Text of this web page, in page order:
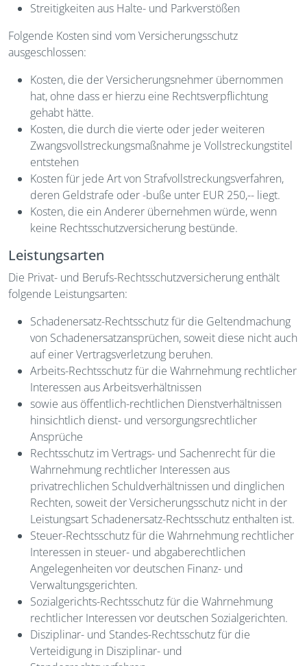
Streitigkeiten aus Halte- und Parkverstößen
Folgende Kosten sind vom Versicherungsschutz
ausgeschlossen:
Kosten, die der Versicherungsnehmer übernommen
hat, ohne dass er hierzu eine Rechtsverpflichtung
gehabt hätte.
Kosten, die durch die vierte oder jeder weiteren
Zwangsvollstreckungsmaßnahme je Vollstreckungstitel
entstehen
Kosten für jede Art von Strafvollstreckungsverfahren,
deren Geldstrafe oder -buße unter EUR 250,-- liegt.
Kosten, die ein Anderer übernehmen würde, wenn
keine Rechtsschutzversicherung bestünde.
Leistungsarten
Die Privat- und Berufs-Rechtsschutzversicherung enthält
folgende Leistungsarten:
Schadenersatz-Rechtsschutz für die Geltendmachung
von Schadenersatzansprüchen, soweit diese nicht auch
auf einer Vertragsverletzung beruhen.
Arbeits-Rechtsschutz für die Wahrnehmung rechtlicher
Interessen aus Arbeitsverhältnissen
sowie aus öffentlich-rechtlichen Dienstverhältnissen
hinsichtlich dienst- und versorgungsrechtlicher
Ansprüche
Rechtsschutz im Vertrags- und Sachenrecht für die
Wahrnehmung rechtlicher Interessen aus
privatrechlichen Schuldverhältnissen und dinglichen
Rechten, soweit der Versicherungsschutz nicht in der
Leistungsart Schadenersatz-Rechtsschutz enthalten ist.
Steuer-Rechtsschutz für die Wahrnehmung rechtlicher
Interessen in steuer- und abgaberechtlichen
Angelegenheiten vor deutschen Finanz- und
Verwaltungsgerichten.
Sozialgerichts-Rechtsschutz für die Wahrnehmung
rechtlicher Interessen vor deutschen Sozialgerichten.
Disziplinar- und Standes-Rechtsschutz für die
Verteidigung in Disziplinar- und